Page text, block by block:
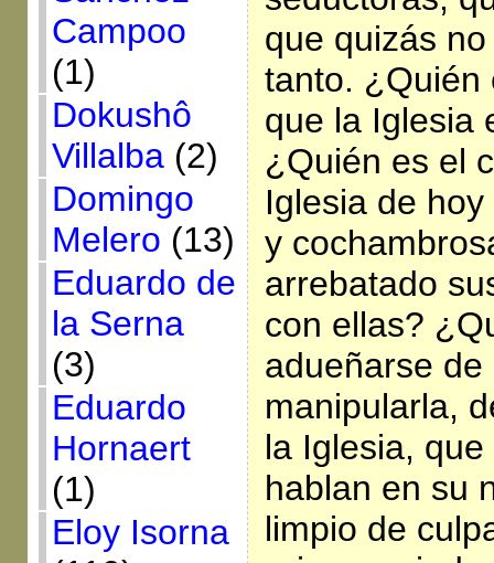
Campoo
(1)
Dokushô
Villalba(2)
Domingo
Melero (13)
Eduardo de
la Serna
(3)
Eduardo
Hornaert
(1)
Eloy Isorna
que quizás
tanto. ¿Quién
que la Iglesia
¿Quién es el
Iglesia de
y
arrebatado
con ellas?
adueñarse
manipularla,
la Iglesia,
hablan en su
limpio de